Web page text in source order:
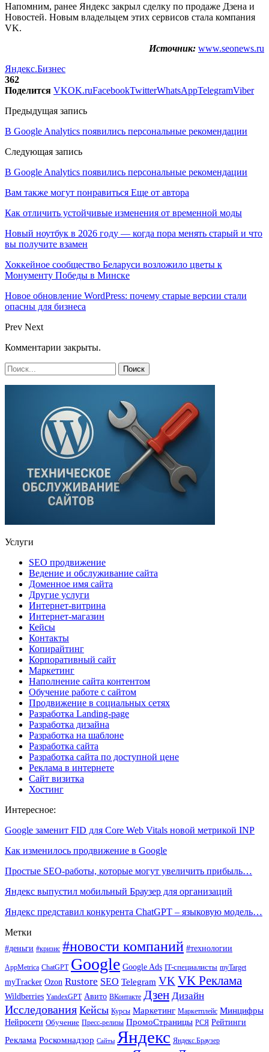
Напомним, ранее Яндекс закрыл сделку по продаже Дзена и
Новостей. Новым владельцем этих сервисов стала компания
VK.
Источник: www.seonews.ru
Яндекс.Бизнес
362
Поделится VKOK.ruFacebookTwitterWhatsAppTelegramViber
Предыдущая запись
В Google Analytics появились персональные рекомендации
Следующая запись
В Google Analytics появились персональные рекомендации
Вам также могут понравиться Еще от автора
Как отличить устойчивые изменения от временной моды
Новый ноутбук в 2026 году — когда пора менять старый и что
вы получите взамен
Хоккейное сообщество Беларуси возложило цветы к
Монументу Победы в Минске
Новое обновление WordPress: почему старые версии стали
опасны для бизнеса
Prev Next
Комментарии закрыты.
Услуги
SEO продвижение
Ведение и обслуживание сайта
Доменное имя сайта
Другие услуги
Интернет-витрина
Интернет-магазин
Кейсы
Контакты
Копирайтинг
Корпоративный сайт
Маркетинг
Наполнение сайта контентом
Обучение работе с сайтом
Продвижение в социальных сетях
Разработка Landing-page
Разработка дизайна
Разработка на шаблоне
Разработка сайта
Разработка сайта по доступной цене
Реклама в интернете
Сайт визитка
Хостинг
Интересное:
Google заменит FID для Core Web Vitals новой метрикой INP
Как изменилось продвижение в Google
Простые SEO-работы, которые могут увеличить прибыль…
Яндекс выпустил мобильный Браузер для организаций
Яндекс представил конкурента ChatGPT – языковую модель…
Метки
#деньги #кризис #новости компаний #технологии
AppMetrica ChatGPT Google Google Ads IT-специалисты myTarget
myTracker Ozon Rustore SEO Telegram VK VK Реклама
Wildberries YandexGPT Авито ВКонтакте Дзен Дизайн
Исследования Кейсы Курсы Маркетинг Маркетплейс Минцифры
Нейросети Обучение Пресс-релизы ПромоСтраницы РСЯ Рейтинги
Реклама Роскомнадзор Сайты Яндекс Яндекс.Браузер